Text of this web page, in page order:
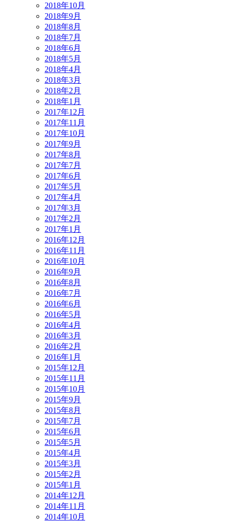
2018年10月
2018年9月
2018年8月
2018年7月
2018年6月
2018年5月
2018年4月
2018年3月
2018年2月
2018年1月
2017年12月
2017年11月
2017年10月
2017年9月
2017年8月
2017年7月
2017年6月
2017年5月
2017年4月
2017年3月
2017年2月
2017年1月
2016年12月
2016年11月
2016年10月
2016年9月
2016年8月
2016年7月
2016年6月
2016年5月
2016年4月
2016年3月
2016年2月
2016年1月
2015年12月
2015年11月
2015年10月
2015年9月
2015年8月
2015年7月
2015年6月
2015年5月
2015年4月
2015年3月
2015年2月
2015年1月
2014年12月
2014年11月
2014年10月